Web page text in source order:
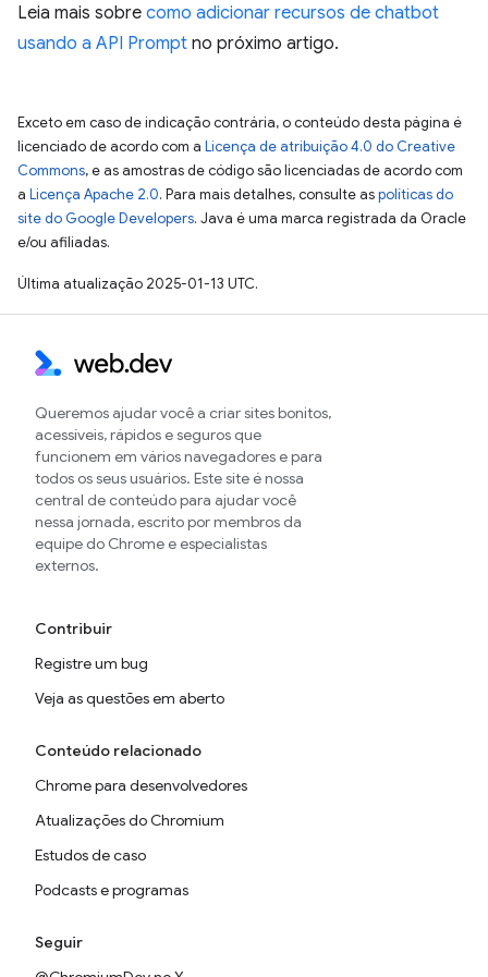
Leia mais sobre como adicionar recursos de chatbot
usando a API Prompt no próximo artigo.
Exceto em caso de indicação contrária, o conteúdo desta página é
licenciado de acordo com a Licença de atribuição 4.0 do Creative
Commons, e as amostras de código são licenciadas de acordo com
a Licença Apache 2.0. Para mais detalhes, consulte aspolíticas do
site do Google Developers. Java é uma marca registrada da Oracle
e/ou afiliadas.
Última atualização 2025-01-13 UTC.
Queremos ajudar você a criar sites bonitos,
acessíveis, rápidos e seguros que
funcionem em vários navegadores e para
todos os seus usuários. Este site é nossa
central de conteúdo para ajudar você
nessa jornada, escrito por membros da
equipe do Chrome e especialistas
externos.
Contribuir
Registre um bug
Veja as questões em aberto
Conteúdo relacionado
Chrome para desenvolvedores
Atualizações do Chromium
Estudos de caso
Podcasts e programas
Seguir